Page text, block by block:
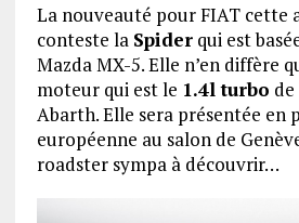
La nouveauté pour FIAT cette
conteste la Spiderqui est
Mazda MX-5. Elle n’en diffère
moteur qui est le 1.4l turbo
Abarth. Elle sera présentée en
européenne au salon de
roadster sympa à découvrir…